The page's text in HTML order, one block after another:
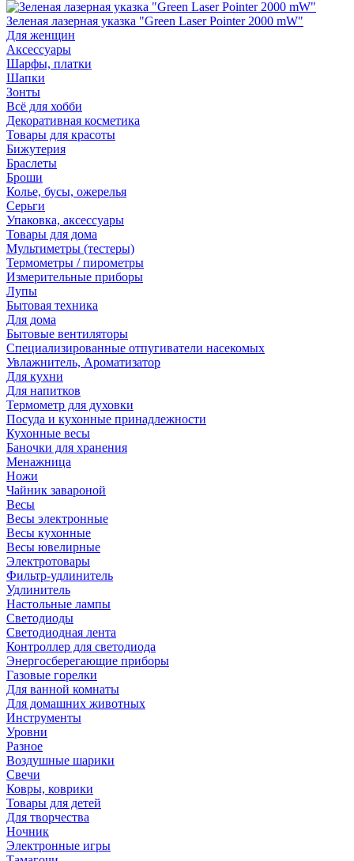
Зеленая лазерная указка "Green Laser Pointer 2000 mW"
Для женщин
Аксессуары
Шарфы, платки
Шапки
Зонты
Всё для хобби
Декоративная косметика
Товары для красоты
Бижутерия
Браслеты
Броши
Колье, бусы, ожерелья
Серьги
Упаковка, аксессуары
Товары для дома
Мультиметры (тестеры)
Термометры / пирометры
Измерительные приборы
Лупы
Бытовая техника
Для дома
Бытовые вентиляторы
Специализированные отпугиватели насекомых
Увлажнитель, Ароматизатор
Для кухни
Для напитков
Термометр для духовки
Посуда и кухонные принадлежности
Кухонные весы
Баночки для хранения
Менажница
Ножи
Чайник завароной
Весы
Весы электронные
Весы кухонные
Весы ювелирные
Электротовары
Фильтр-удлинитель
Удлинитель
Настольные лампы
Светодиоды
Светодиодная лента
Контроллер для светодиода
Энергосберегающие приборы
Газовые горелки
Для ванной комнаты
Для домашних животных
Инструменты
Уровни
Разное
Воздушные шарики
Свечи
Ковры, коврики
Товары для детей
Для творчества
Ночник
Электронные игры